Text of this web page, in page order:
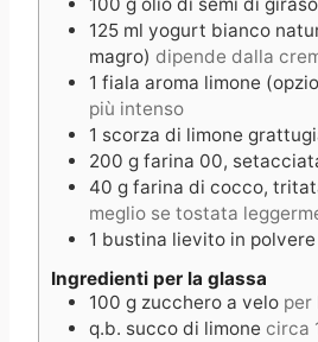
125 ml yogurt bianco
magro) dipende dalla
1 fiala aroma limone
più intenso
1 scorza di limone
200 g farina 00,
40 g farina di cocco,
meglio se tostata
1 bustina lievito in
Ingredienti per la glassa
100 g zucchero a velo per
q.b. succo di limone circa